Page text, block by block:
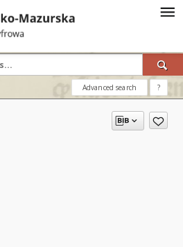
Advanced search ?